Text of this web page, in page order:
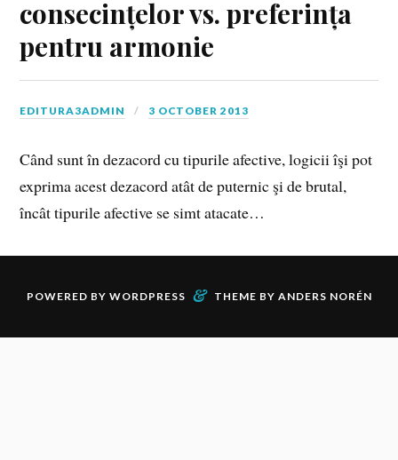
consecințelor vs. preferința
pentru armonie
EDITURA3ADMIN 3 OCTOBER 2013
Când sunt în dezacord cu tipurile afective, logicii îşi pot
exprima acest dezacord atât de puternic şi de brutal,
încât tipurile afective se simt atacate…
POWERED BY WORDPRESS & THEME BY ANDERS NORÉN